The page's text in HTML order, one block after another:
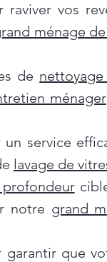
raviver vos
ménage
de
ménager
service
lavage de
notre grand
garantir que